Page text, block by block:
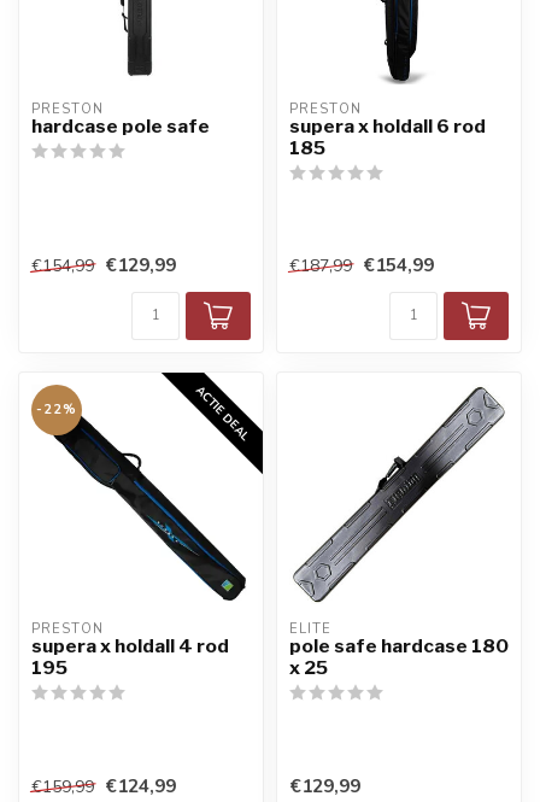
PRESTON
hardcase pole safe
€154,99 €129,99
PRESTON
supera x holdall 6 rod
185
€187,99 €154,99
ACTIE DEAL
-22%
PRESTON
supera x holdall 4 rod
195
€159,99 €124,99
ELITE
pole safe hardcase 180
x 25
€129,99